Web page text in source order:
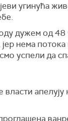
угинућа
дужем од
нема
успели да
власти